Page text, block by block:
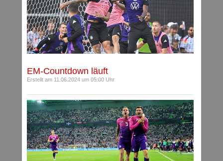
EM-Countdown läuft
Erstellt am 11.06.2024 um 05:00 Uhr